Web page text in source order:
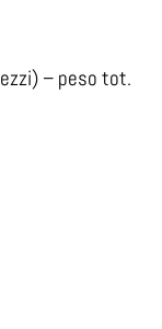
– peso tot.